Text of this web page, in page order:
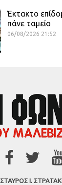
Έκτακτο
πάνε ταμείο
06/08/2026 21:52
ΣΤΑΥΡΟΣ Ι.